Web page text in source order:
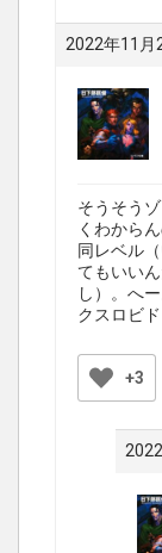
2022年11月
そうそう
くわから
同レベル
てもいい
し）。へ
クスロビ
+3